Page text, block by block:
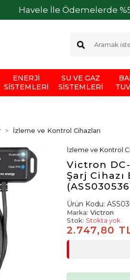
İle Ödemelerde %5 İndirim
ENERJI
SISTEMLERI
SU VE GAZ
SISTEMLERI
İzleme ve Kontrol Cihazları
İzleme ve Kontrol
Victron
Şarj
Ürün Kodu:
Marka: Victron
Stok: Stokta yok
2.747,80